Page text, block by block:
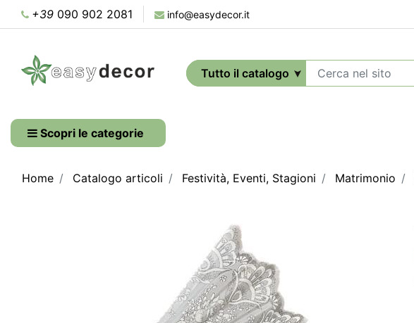
+39 090 902 2081 info@easydecor.it
Scopri le categorie
Home Catalogo articoli Festività, Eventi, Stagioni Matrimonio